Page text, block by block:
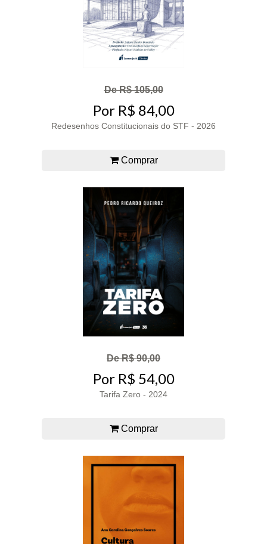
De R$ 105,00
Por R$ 84,00
Redesenhos Constitucionais do STF - 2026
Comprar
De R$ 90,00
Por R$ 54,00
Tarifa Zero - 2024
Comprar